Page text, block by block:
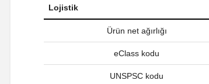
Lojistik
Ürün net ağırlığı
eClass kodu
UNSPSC kodu